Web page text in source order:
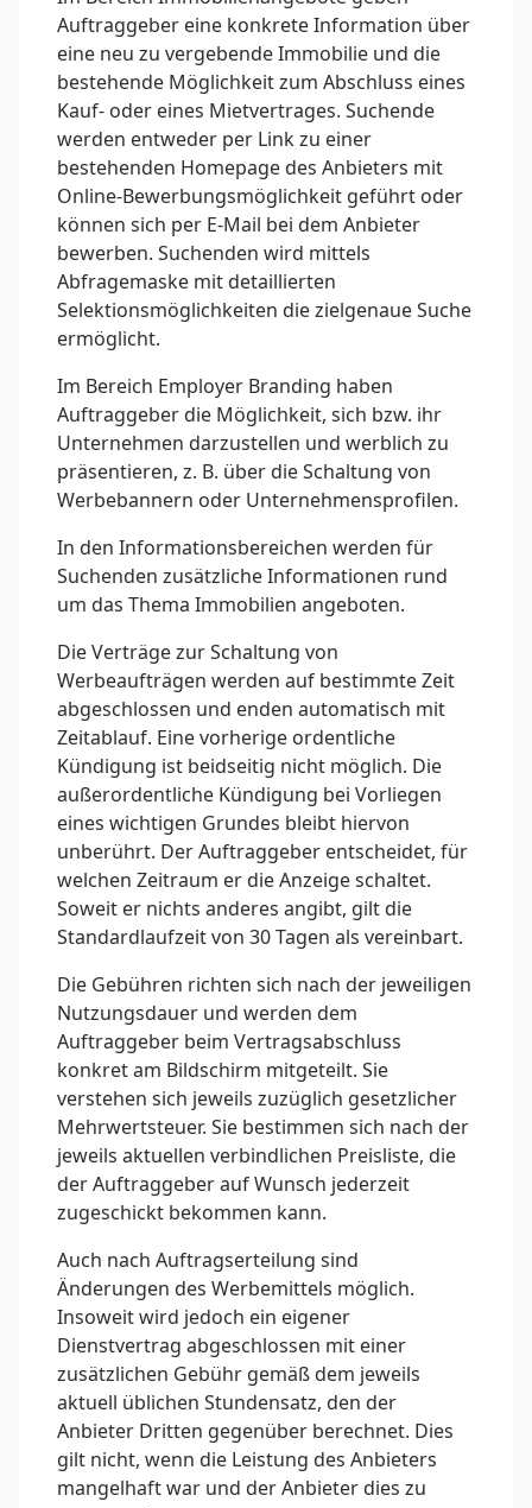
Auftraggeber eine konkrete Information über
eine neu zu vergebende Immobilie und die
bestehende Möglichkeit zum Abschluss eines
Kauf- oder eines Mietvertrages. Suchende
werden entweder per Link zu einer
bestehenden Homepage des Anbieters mit
Online-Bewerbungsmöglichkeit geführt oder
können sich per E-Mail bei dem Anbieter
bewerben. Suchenden wird mittels
Abfragemaske mit detaillierten
Selektionsmöglichkeiten die zielgenaue Suche
ermöglicht.
Im Bereich Employer Branding haben
Auftraggeber die Möglichkeit, sich bzw. ihr
Unternehmen darzustellen und werblich zu
präsentieren, z. B. über die Schaltung von
Werbebannern oder Unternehmensprofilen.
In den Informationsbereichen werden für
Suchenden zusätzliche Informationen rund
um das Thema Immobilien angeboten.
Die Verträge zur Schaltung von
Werbeaufträgen werden auf bestimmte Zeit
abgeschlossen und enden automatisch mit
Zeitablauf. Eine vorherige ordentliche
Kündigung ist beidseitig nicht möglich. Die
außerordentliche Kündigung bei Vorliegen
eines wichtigen Grundes bleibt hiervon
unberührt. Der Auftraggeber entscheidet, für
welchen Zeitraum er die Anzeige schaltet.
Soweit er nichts anderes angibt, gilt die
Standardlaufzeit von 30 Tagen als vereinbart.
Die Gebühren richten sich nach der jeweiligen
Nutzungsdauer und werden dem
Auftraggeber beim Vertragsabschluss
konkret am Bildschirm mitgeteilt. Sie
verstehen sich jeweils zuzüglich gesetzlicher
Mehrwertsteuer. Sie bestimmen sich nach der
jeweils aktuellen verbindlichen Preisliste, die
der Auftraggeber auf Wunsch jederzeit
zugeschickt bekommen kann.
Auch nach Auftragserteilung sind
Änderungen des Werbemittels möglich.
Insoweit wird jedoch ein eigener
Dienstvertrag abgeschlossen mit einer
zusätzlichen Gebühr gemäß dem jeweils
aktuell üblichen Stundensatz, den der
Anbieter Dritten gegenüber berechnet. Dies
gilt nicht, wenn die Leistung des Anbieters
mangelhaft war und der Anbieter dies zu